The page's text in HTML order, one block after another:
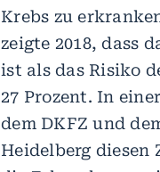
Krebs zu
zeigte 2018, dass
ist als das Risiko
27 Prozent. In
dem DKFZ und
Heidelberg diesen